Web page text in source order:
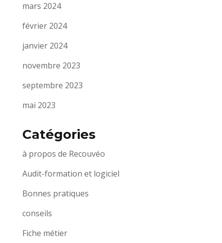
mars 2024
février 2024
janvier 2024
novembre 2023
septembre 2023
mai 2023
Catégories
à propos de Recouvéo
Audit-formation et logiciel
Bonnes pratiques
conseils
Fiche métier